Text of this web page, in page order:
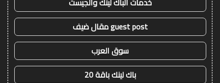
guest post مقال ضيف
سوق العرب
باك لينك باقة 20